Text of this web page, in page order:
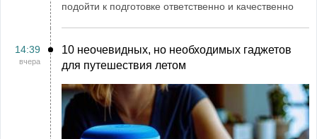
подойти к подготовке ответственно и качественно
14:39
вчера
10 неочевидных, но необходимых гаджетов
для путешествия летом